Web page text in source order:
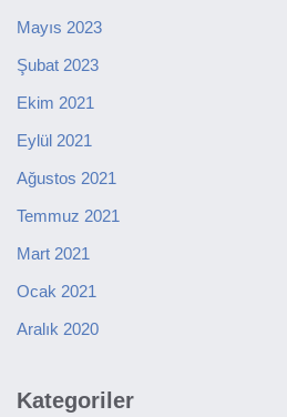
Mayıs 2023
Şubat 2023
Ekim 2021
Eylül 2021
Ağustos 2021
Temmuz 2021
Mart 2021
Ocak 2021
Aralık 2020
Kategoriler